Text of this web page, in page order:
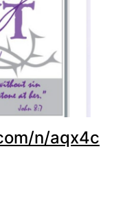
n/aqx4c